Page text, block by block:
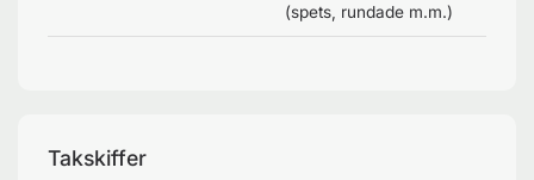
(spets, rundade m.m.)
Takskiffer